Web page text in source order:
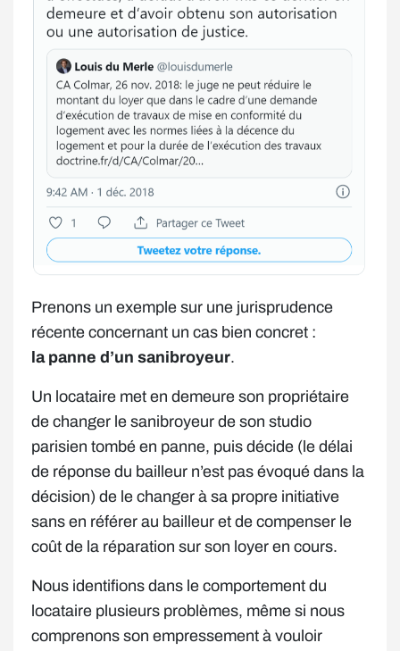
Prenons un exemple sur une jurisprudence
récente concernant un cas bien concret :
la panne d’un sanibroyeur.
Un locataire met en demeure son propriétaire
de changer le sanibroyeur de son studio
parisien tombé en panne, puis décide (le délai
de réponse du bailleur n’est pas évoqué dans la
décision) de le changer à sa propre initiative
sans en référer au bailleur et de compenser le
coût de la réparation sur son loyer en cours.
Nous identifions dans le comportement du
locataire plusieurs problèmes, même si nous
comprenons son empressement à vouloir